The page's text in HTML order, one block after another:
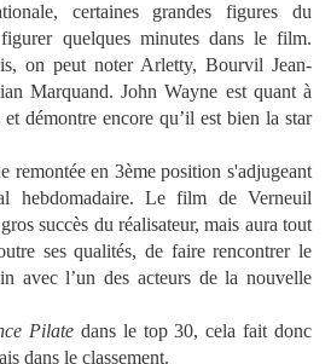
certaines grandes figures du
quelques minutes dans le film.
on peut noter Arletty, Bourvil Jean-
Marquand. John Wayne est quant à
démontre encore qu’il est bien la star
remontée en 3ème position s'adjugeant
hebdomadaire. Le film de Verneuil
succès du réalisateur, mais aura tout
ses qualités, de faire rencontrer le
avec l’un des acteurs de la nouvelle
Pilate dans le top 30, cela fait donc
dans le classement.